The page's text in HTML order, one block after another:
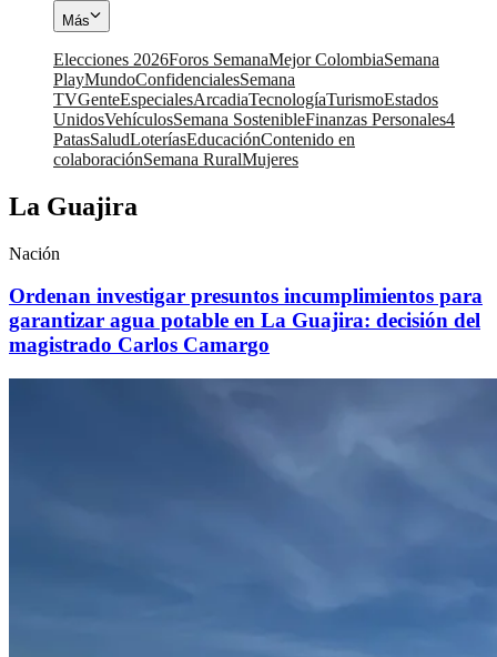
Más
Elecciones 2026Foros SemanaMejor ColombiaSemana
PlayMundoConfidencialesSemana
TVGenteEspecialesArcadiaTecnologíaTurismoEstados
UnidosVehículosSemana SostenibleFinanzas Personales4
PatasSaludLoteríasEducaciónContenido en
colaboraciónSemana RuralMujeres
La Guajira
Nación
Ordenan investigar presuntos incumplimientos para
garantizar agua potable en La Guajira: decisión del
magistrado Carlos Camargo